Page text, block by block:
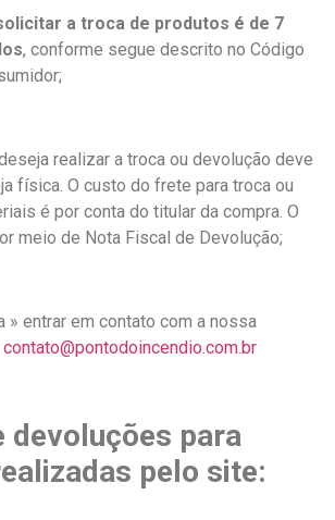
a troca de produtos é de 7
, conforme segue descrito no Código
realizar a troca ou devolução deve
física. O custo do frete para troca ou
é por conta do titular da compra. O
meio de Nota Fiscal de Devolução;
» entrar em contato com a nossa
contato@pontodoincendio.com.br
devoluções para
pelo site: